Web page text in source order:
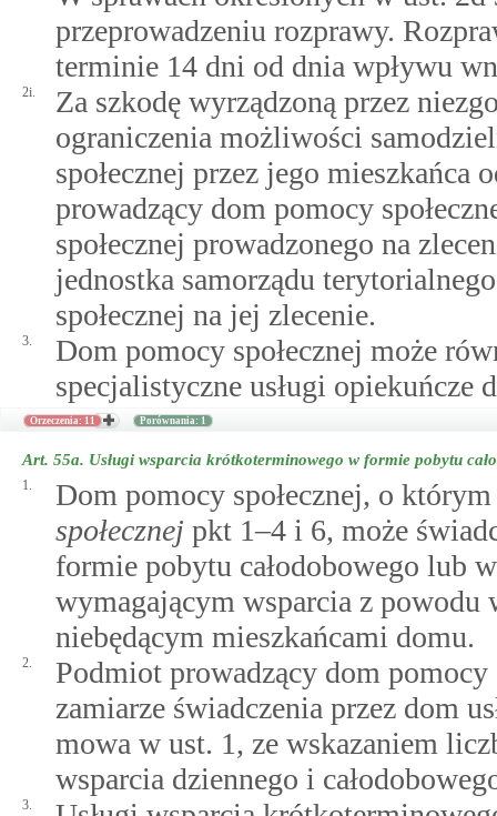
przeprowadzeniu rozprawy.
terminie 14 dni od dnia wpływu
2i.
Za szkodę wyrządzoną przez
ograniczenia możliwości
społecznej przez jego
prowadzący dom pomocy
społecznej prowadzonego na
jednostka samorządu
społecznej na jej zlecenie.
3.
Dom pomocy społecznej może
specjalistyczne usługi opiekuńcze
Orzeczenia: 11 Porównania: 1
Art. 55a. Usługi wsparcia krótkoterminowego w formie pobytu
1.
Dom pomocy społecznej, o
społecznej pkt 1–4 i 6, może
formie pobytu całodobowego lub
wymagającym wsparcia z powodu
niebędącym mieszkańcami domu.
2.
Podmiot prowadzący dom pomocy
zamiarze świadczenia przez dom
mowa w ust. 1, ze wskazaniem
wsparcia dziennego i
3.